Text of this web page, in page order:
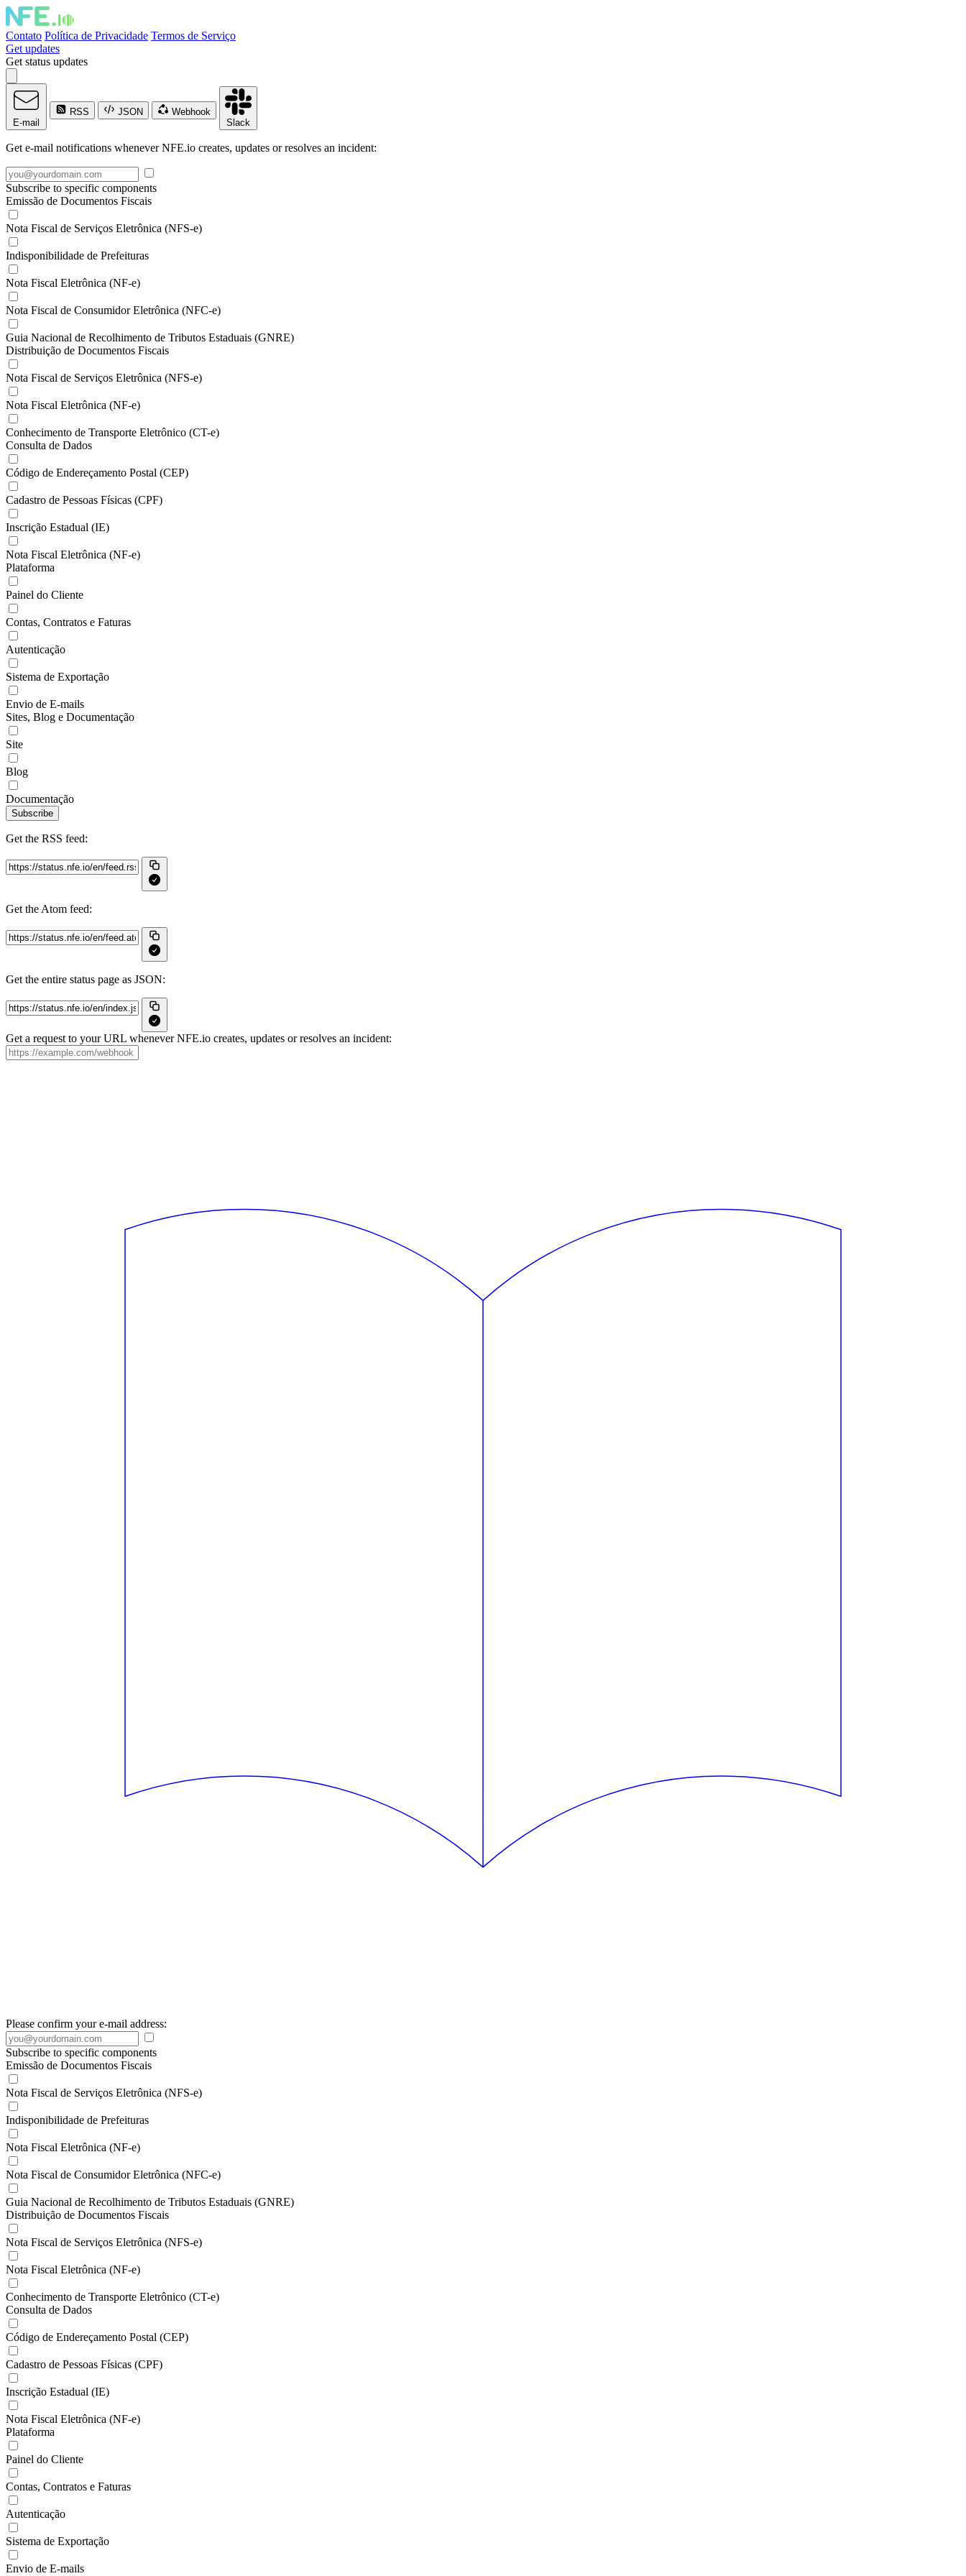
Contato Política de Privacidade Termos de Serviço
Get updates
Get status updates
E-mail
RSS JSON
Webhook
Slack
Get e-mail notifications whenever NFE.io creates, updates or resolves an incident:
Subscribe to specific components
Emissão de Documentos Fiscais
Nota Fiscal de Serviços Eletrônica (NFS-e)
Indisponibilidade de Prefeituras
Nota Fiscal Eletrônica (NF-e)
Nota Fiscal de Consumidor Eletrônica (NFC-e)
Guia Nacional de Recolhimento de Tributos Estaduais (GNRE)
Distribuição de Documentos Fiscais
Nota Fiscal de Serviços Eletrônica (NFS-e)
Nota Fiscal Eletrônica (NF-e)
Conhecimento de Transporte Eletrônico (CT-e)
Consulta de Dados
Código de Endereçamento Postal (CEP)
Cadastro de Pessoas Físicas (CPF)
Inscrição Estadual (IE)
Nota Fiscal Eletrônica (NF-e)
Plataforma
Painel do Cliente
Contas, Contratos e Faturas
Autenticação
Sistema de Exportação
Envio de E-mails
Sites, Blog e Documentação
Site
Blog
Documentação
Subscribe
Get the RSS feed:
Get the Atom feed:
Get the entire status page as JSON:
Get a request to your URL whenever NFE.io creates, updates or resolves an incident:
Please confirm your e-mail address:
Subscribe to specific components
Emissão de Documentos Fiscais
Nota Fiscal de Serviços Eletrônica (NFS-e)
Indisponibilidade de Prefeituras
Nota Fiscal Eletrônica (NF-e)
Nota Fiscal de Consumidor Eletrônica (NFC-e)
Guia Nacional de Recolhimento de Tributos Estaduais (GNRE)
Distribuição de Documentos Fiscais
Nota Fiscal de Serviços Eletrônica (NFS-e)
Nota Fiscal Eletrônica (NF-e)
Conhecimento de Transporte Eletrônico (CT-e)
Consulta de Dados
Código de Endereçamento Postal (CEP)
Cadastro de Pessoas Físicas (CPF)
Inscrição Estadual (IE)
Nota Fiscal Eletrônica (NF-e)
Plataforma
Painel do Cliente
Contas, Contratos e Faturas
Autenticação
Sistema de Exportação
Envio de E-mails